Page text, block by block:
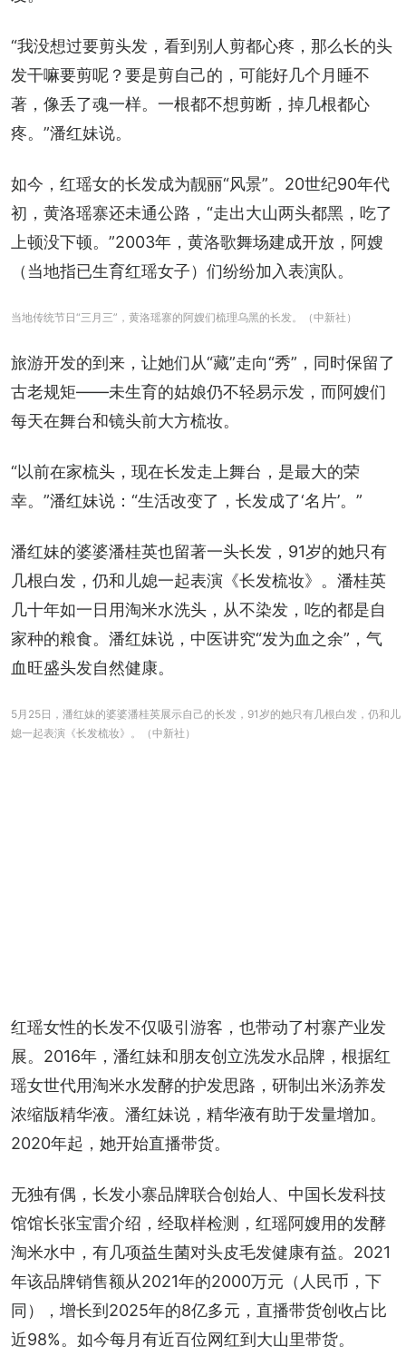
“我没想过要剪头发，看到别人剪都心疼，那么长的头
发干嘛要剪呢？要是剪自己的，可能好几个月睡不
著，像丢了魂一样。一根都不想剪断，掉几根都心
疼。”潘红妹说。
如今，红瑶女的长发成为靓丽“风景”。20世纪90年代
初，黄洛瑶寨还未通公路，“走出大山两头都黑，吃了
上顿没下顿。”2003年，黄洛歌舞场建成开放，阿嫂
（当地指已生育红瑶女子）们纷纷加入表演队。
当地传统节日“三月三”，黄洛瑶寨的阿嫂们梳理乌黑的长发。（中新社）
旅游开发的到来，让她们从“藏”走向“秀”，同时保留了
古老规矩——未生育的姑娘仍不轻易示发，而阿嫂们
每天在舞台和镜头前大方梳妆。
“以前在家梳头，现在长发走上舞台，是最大的荣
幸。”潘红妹说：“生活改变了，长发成了‘名片’。”
潘红妹的婆婆潘桂英也留著一头长发，91岁的她只有
几根白发，仍和儿媳一起表演《长发梳妆》。潘桂英
几十年如一日用淘米水洗头，从不染发，吃的都是自
家种的粮食。潘红妹说，中医讲究“发为血之余”，气
血旺盛头发自然健康。
5月25日，潘红妹的婆婆潘桂英展示自己的长发，91岁的她只有几根白发，仍和儿
媳一起表演《长发梳妆》。（中新社）
红瑶女性的长发不仅吸引游客，也带动了村寨产业发
展。2016年，潘红妹和朋友创立洗发水品牌，根据红
瑶女世代用淘米水发酵的护发思路，研制出米汤养发
浓缩版精华液。潘红妹说，精华液有助于发量增加。
2020年起，她开始直播带货。
无独有偶，长发小寨品牌联合创始人、中国长发科技
馆馆长张宝雷介绍，经取样检测，红瑶阿嫂用的发酵
淘米水中，有几项益生菌对头皮毛发健康有益。2021
年该品牌销售额从2021年的2000万元（人民币，下
同），增长到2025年的8亿多元，直播带货创收占比
近98%。如今每月有近百位网红到大山里带货。